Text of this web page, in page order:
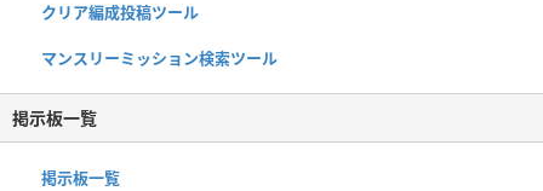
クリア編成投稿ツール
マンスリーミッション検索ツール
掲示板一覧
掲示板一覧